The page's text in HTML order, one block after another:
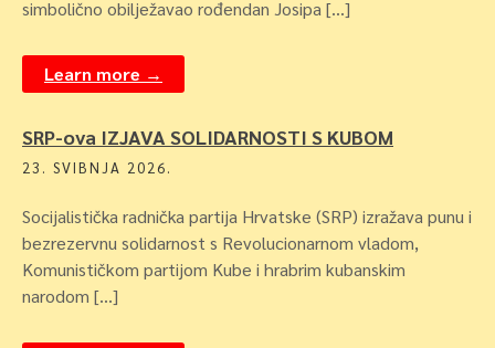
simbolično obilježavao rođendan Josipa […]
Learn more →
SRP-ova IZJAVA SOLIDARNOSTI S KUBOM
23. SVIBNJA 2026.
Socijalistička radnička partija Hrvatske (SRP) izražava punu i
bezrezervnu solidarnost s Revolucionarnom vladom,
Komunističkom partijom Kube i hrabrim kubanskim
narodom […]